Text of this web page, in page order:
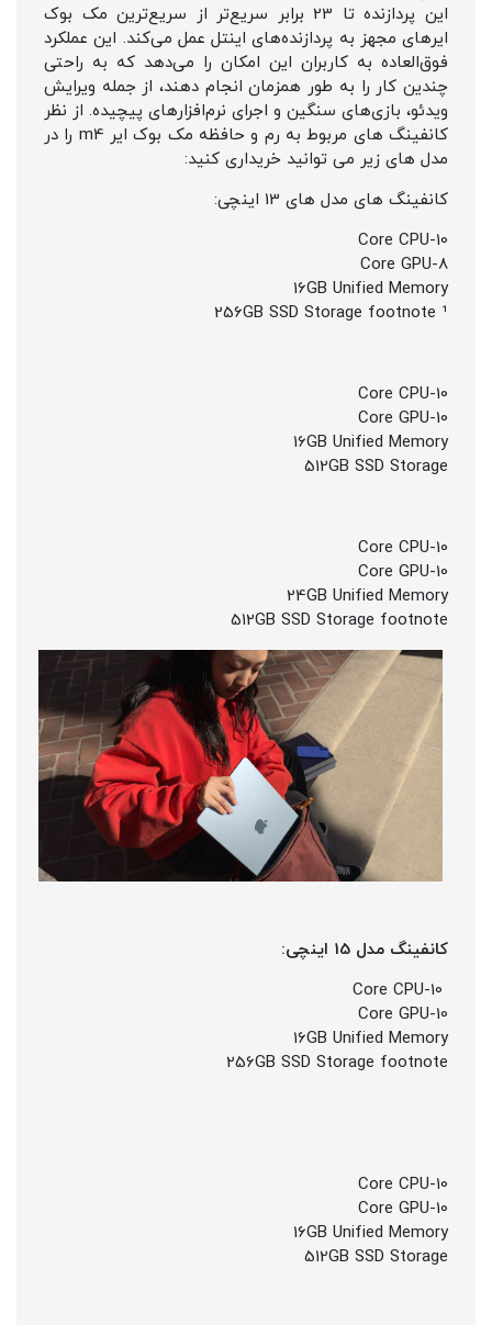
این پردازنده تا 23 برابر سریع‌تر از سریع‌ترین مک بوک
ایرهای مجهز به پردازنده‌های اینتل عمل می‌کند. این عملکرد
فوق‌العاده به کاربران این امکان را می‌دهد که به راحتی
چندین کار را به طور همزمان انجام دهند، از جمله ویرایش
ویدئو، بازی‌های سنگین و اجرای نرم‌افزارهای پیچیده. از نظر
کانفینگ های مربوط به رم و حافظه مک بوک ایر m4 را در
مدل های زیر می توانید خریداری کنید:
کانفینگ های مدل های 13 اینچی:
10-Core CPU
8-Core GPU
16GB Unified Memory
256GB SSD Storage footnote ¹
10-Core CPU
10-Core GPU
16GB Unified Memory
512GB SSD Storage
10-Core CPU
10-Core GPU
24GB Unified Memory
512GB SSD Storage footnote
کانفینگ مدل 15 اینچی:
10-Core GPU
16GB Unified Memory
256GB SSD Storage footnote
10-Core CPU
10-Core GPU
16GB Unified Memory
512GB SSD Storage